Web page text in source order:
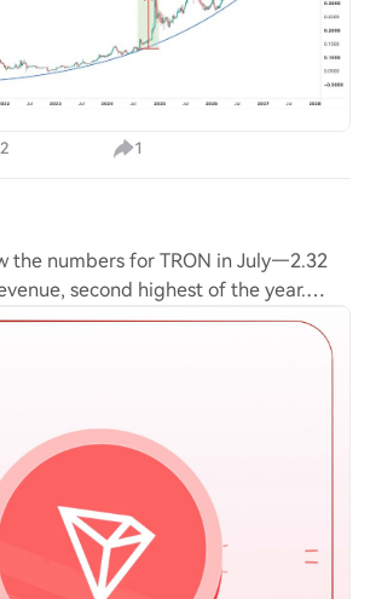
2 1
the numbers for TRON in July—2.32
second highest of the year.
I've been watching this space for
surpris